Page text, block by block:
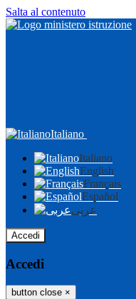
Salta al contenuto
Italiano
Italiano
English
Français
Español
عربى
Accedi
Accedi
button close ×